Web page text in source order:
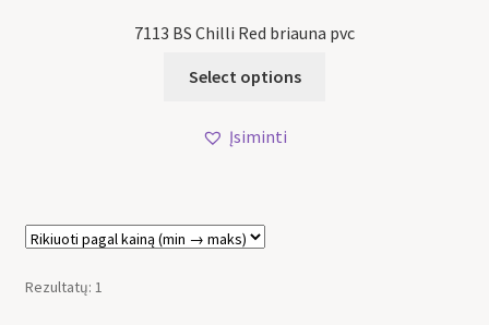
7113 BS Chilli Red briauna pvc
Select options
Įsiminti
Rezultatų: 1